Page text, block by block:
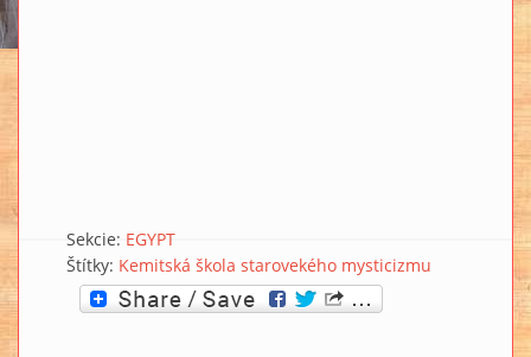
Sekcie: EGYPT
Štítky: Kemitská škola starovekého mysticizmu